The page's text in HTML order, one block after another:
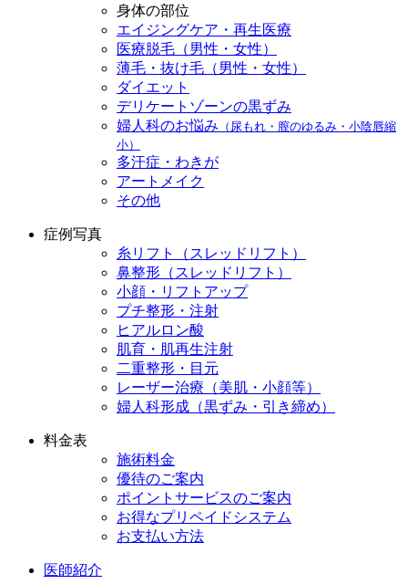
身体の部位
エイジングケア・再生医療
医療脱毛（男性・女性）
薄毛・抜け毛（男性・女性）
ダイエット
デリケートゾーンの黒ずみ
婦人科のお悩み （尿もれ・膣のゆるみ・小陰唇縮
小）
多汗症・わきが
アートメイク
その他
症例写真
糸リフト（スレッドリフト）
鼻整形（スレッドリフト）
小顔・リフトアップ
プチ整形・注射
ヒアルロン酸
肌育・肌再生注射
二重整形・目元
レーザー治療（美肌・小顔等）
婦人科形成（黒ずみ・引き締め）
料金表
施術料金
優待のご案内
ポイントサービスのご案内
お得なプリペイドシステム
お支払い方法
医師紹介